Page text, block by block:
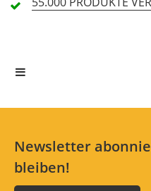
Alle
Newsletter
bleiben!